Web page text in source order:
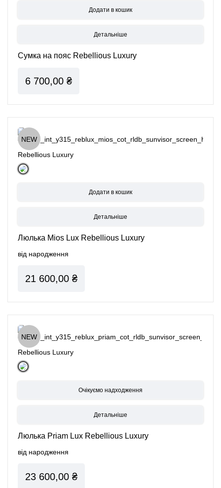
Детальніше
Сумка на пояс Rebellious Luxury
6 700,00 ₴
NEW
Rebellious Luxury
Детальніше
Люлька Mios Lux Rebellious Luxury
від народження
21 600,00 ₴
NEW
Rebellious Luxury
Детальніше
Люлька Priam Lux Rebellious Luxury
від народження
23 600,00 ₴